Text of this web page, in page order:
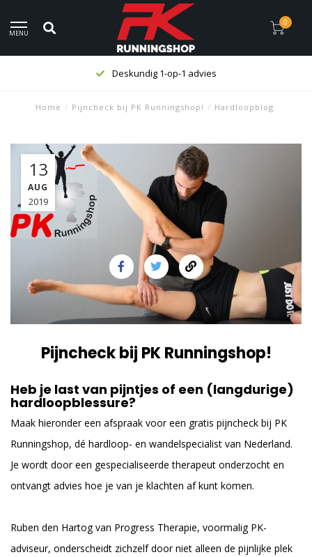
MENU
0
Deskundig 1-op-1 advies
Home / Pijncheck bij PK Runningshop! / Hardloopblog
13
AUG
2019
Pijncheck bij PK Runningshop!
Heb je last van pijntjes of een (langdurige)
hardloopblessure?
Maak hieronder een afspraak voor een gratis pijncheck bij PK
Runningshop, dé hardloop- en wandelspecialist van Nederland.
Je wordt door een gespecialiseerde therapeut onderzocht en
ontvangt advies hoe je van je klachten af kunt komen.
Ruben den Hartog van Progress Therapie, voormalig PK-
adviseur, onderscheidt zichzelf door niet alleen de pijnlijke plek